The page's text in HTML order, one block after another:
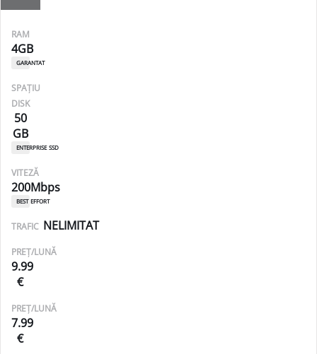
RAM
4GB
garantat
SPAȚIU
DISK
50
GB
enterprise ssd
VITEZĂ
200Mbps
best effort
TRAFIC NELIMITAT
PREȚ/LUNĂ
9.99
€
PREȚ/LUNĂ
7.99
€